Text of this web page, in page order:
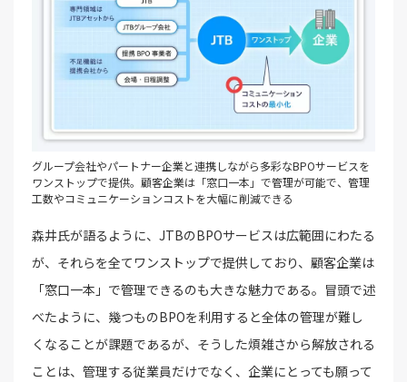
グループ会社やパートナー企業と連携しながら多彩なBPOサービスを
ワンストップで提供。顧客企業は「窓口一本」で管理が可能で、管理
工数やコミュニケーションコストを大幅に削減できる
森井氏が語るように、JTBのBPOサービスは広範囲にわたる
が、それらを全てワンストップで提供しており、顧客企業は
「窓口一本」で管理できるのも大きな魅力である。冒頭で述
べたように、幾つものBPOを利用すると全体の管理が難し
くなることが課題であるが、そうした煩雑さから解放される
ことは、管理する従業員だけでなく、企業にとっても願って